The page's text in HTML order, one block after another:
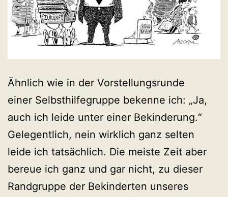
Ähnlich wie in der Vorstellungsrunde
einer Selbsthilfegruppe bekenne ich: „Ja,
auch ich leide unter einer Bekinderung.“
Gelegentlich, nein wirklich ganz selten
leide ich tatsächlich. Die meiste Zeit aber
bereue ich ganz und gar nicht, zu dieser
Randgruppe der Bekinderten unseres